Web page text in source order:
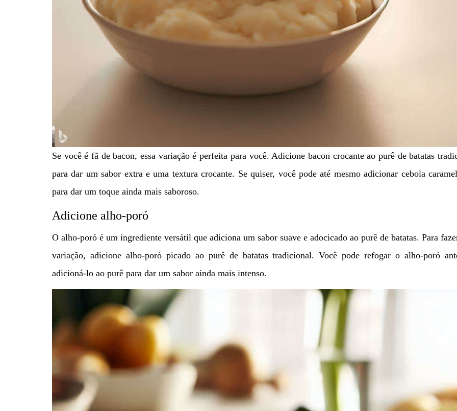
Se você é fã de bacon, essa variação é perfeita para você. Adicione bacon crocante ao purê de batatas
para dar um sabor extra e uma textura crocante. Se quiser, você pode até mesmo adicionar cebola
para dar um toque ainda mais saboroso.
Adicione alho-poró
O alho-poró é um ingrediente versátil que adiciona um sabor suave e adocicado ao purê de batatas. Para
variação, adicione alho-poró picado ao purê de batatas tradicional. Você pode refogar o alho-poró
adicioná-lo ao purê para dar um sabor ainda mais intenso.